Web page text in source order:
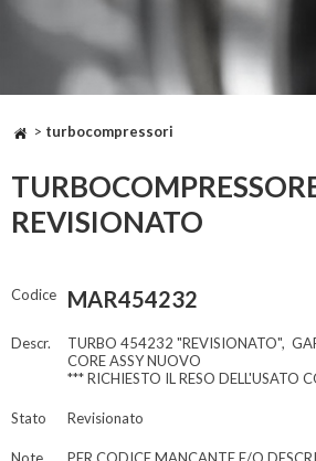
> turbocompressori
REVISIONATO
Codice MAR454232
Descr.
TURBO 454232 "REVISIONATO",
CORE ASSY NUOVO
*** RICHIESTO IL RESO DELL'USATO
Stato Revisionato